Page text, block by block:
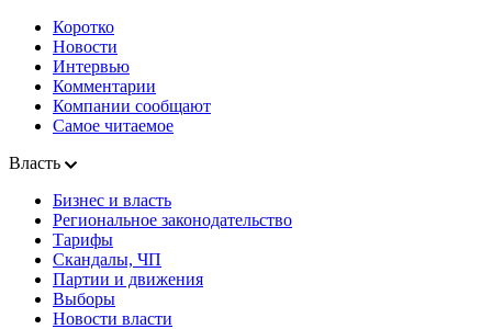
Коротко
Новости
Интервью
Комментарии
Компании сообщают
Самое читаемое
Власть
Бизнес и власть
Региональное законодательство
Тарифы
Скандалы, ЧП
Партии и движения
Выборы
Новости власти